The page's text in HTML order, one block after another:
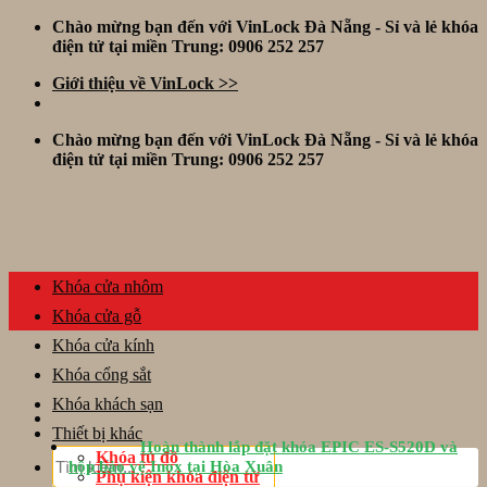
Skip
Chào mừng bạn đến với VinLock Đà Nẵng - Sỉ và lẻ khóa
điện tử tại miền Trung: 0906 252 257
Giới thiệu về VinLock >>
Chào mừng bạn đến với VinLock Đà Nẵng - Sỉ và lẻ khóa
điện tử tại miền Trung: 0906 252 257
Tìm
kiếm:
Khóa cửa nhôm
Khóa cửa gỗ
Khóa cửa kính
Khóa cổng sắt
Khóa khách sạn
Thiết bị khác
Khóa tủ đồ
Phụ kiện khóa điện tử
Hoàn thành lắp đặt khóa EPIC ES-S520D và
hộp bảo vệ Inox tại Hòa Xuân